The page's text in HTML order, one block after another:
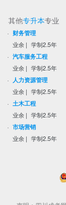
其他专升本专业
· 财务管理
业余 | 学制2.5年
· 汽车服务工程
业余 | 学制2.5年
· 人力资源管理
业余 | 学制2.5年
· 土木工程
业余 | 学制2.5年
· 市场营销
业余 | 学制2.5年